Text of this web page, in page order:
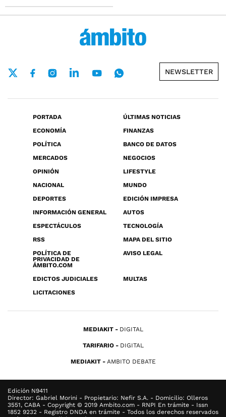
NEWSLETTER
PORTADA
ÚLTIMAS NOTICIAS
ECONOMÍA
FINANZAS
POLÍTICA
BANCO DE DATOS
MERCADOS
NEGOCIOS
OPINIÓN
LIFESTYLE
NACIONAL
MUNDO
DEPORTES
EDICIÓN IMPRESA
INFORMACIÓN GENERAL
AUTOS
ESPECTÁCULOS
TECNOLOGÍA
RSS
MAPA DEL SITIO
POLÍTICA DE
PRIVACIDAD DE
ÁMBITO.COM
AVISO LEGAL
EDICTOS JUDICIALES
MULTAS
LICITACIONES
MEDIAKIT DIGITAL
TARIFARIO DIGITAL
MEDIAKIT AMBITO DEBATE
Edición N9411
Director: Gabriel Morini - Propietario: Nefir S.A. - Domicilio: Olleros
3551, CABA - Copyright © 2019 Ambito.com - RNPI En trámite - Issn
1852 9232 - Registro DNDA en trámite - Todos los derechos reservados